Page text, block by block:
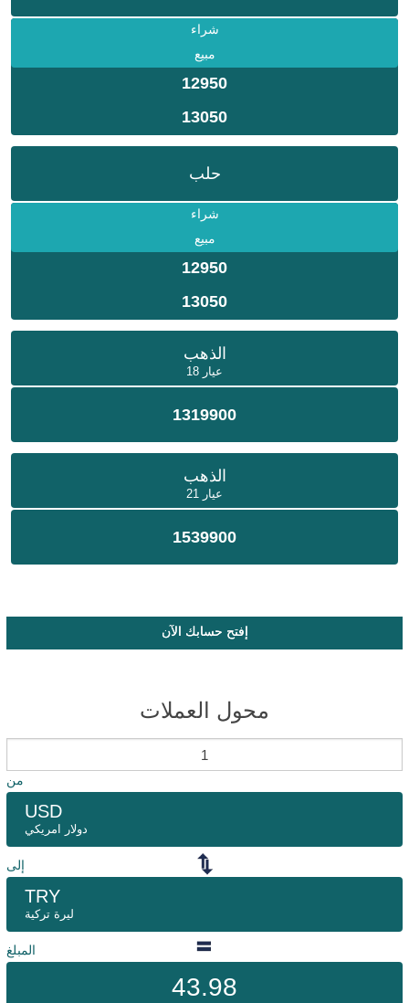
شراء
مبيع
12950
13050
حلب
شراء
مبيع
12950
13050
الذهب
عيار 18
1319900
الذهب
عيار 21
1539900
إفتح حسابك الآن
محول العملات
من
USD
دولار امريكي
إلى
TRY
ليرة تركية
المبلغ
43.98